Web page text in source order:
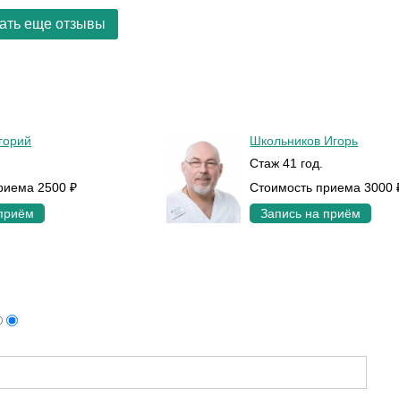
еще отзывы
2500 ₽
Школьников Игорь
Стаж 41 год.
Стоимость приема 3000
Запись на приём